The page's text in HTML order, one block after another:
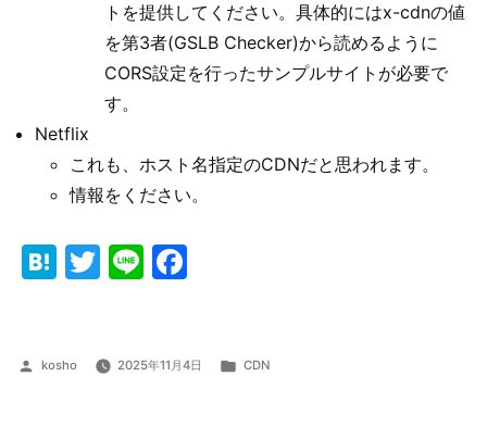
トを提供してください。具体的にはx-cdnの値
を第3者(GSLB Checker)から読めるように
CORS設定を行ったサンプルサイトが必要で
す。
Netflix
これも、ホスト名指定のCDNだと思われます。
情報をください。
Hatena
Twitter
Line
投
kosho 2025年11月4日
カ
CDN